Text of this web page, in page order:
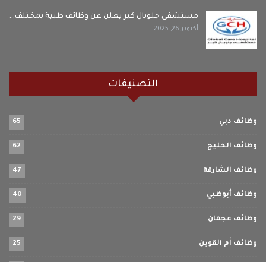
مستشفى جلوبال كير يعلن عن وظائف طبية بمختلف…
أكتوبر 26, 2025
التصنيفات
وظائف دبي 65
وظائف الخليج 62
وظائف الشارقة 47
وظائف أبوظبي 40
وظائف عجمان 29
وظائف أم القوين 25